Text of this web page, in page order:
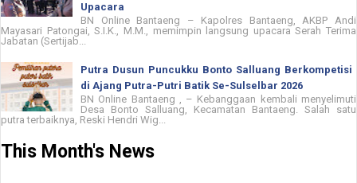
Upacara
BN Online Bantaeng – Kapolres Bantaeng, AKBP Andi
Mayasari Patongai, S.I.K., M.M., memimpin langsung upacara Serah Terima
Jabatan (Sertijab...
Putra Dusun Puncukku Bonto Salluang Berkompetisi
di Ajang Putra-Putri Batik Se-Sulselbar 2026
BN Online Bantaeng , – Kebanggaan kembali menyelimuti
Desa Bonto Salluang, Kecamatan Bantaeng. Salah satu
putra terbaiknya, Reski Hendri Wig...
This Month's News